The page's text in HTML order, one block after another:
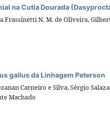
na Cutia Dourada
Frassinetti N. M. de Oliveira,
gallus da Linhagem Peterson
Carneiro e Silva, Sérgio
Machado